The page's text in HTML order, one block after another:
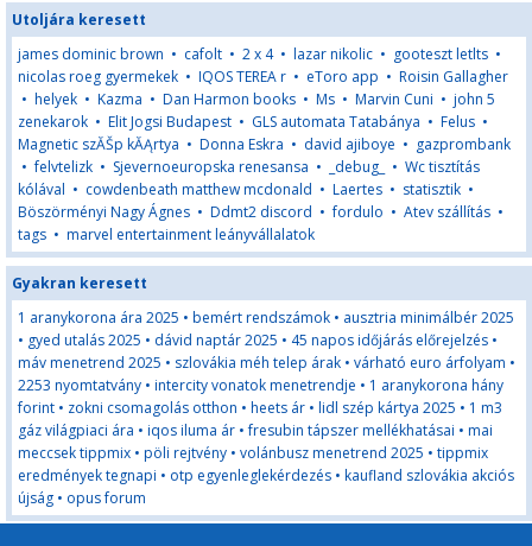
Utoljára keresett
james dominic brown • cafolt • 2 x 4• lazar nikolic • gooteszt letlts •
nicolas roeg gyermekek • IQOS TEREA r • eToro app • Roisin Gallagher
• helyek • Kazma • Dan Harmon books • Ms • Marvin Cuni • john 5
zenekarok • Elit Jogsi Budapest • GLS automata Tatabánya • Felus •
Magnetic szĂŠp kĂĄrtya • Donna Eskra • david ajiboye • gazprombank
•felvtelizk • Sjevernoeuropska renesansa • _debug_ • Wc tisztítás
kólával • cowdenbeath matthew mcdonald • Laertes • statisztik •
Böszörményi Nagy Ágnes • Ddmt2 discord •fordulo • Atev szállítás •
tags • marvel entertainment leányvállalatok
Gyakran keresett
1 aranykorona ára 2025 • bemért rendszámok • ausztria minimálbér 2025
• gyed utalás 2025 • dávid naptár 2025 • 45 napos időjárás előrejelzés •
máv menetrend 2025 • szlovákia méh telep árak • várható euro árfolyam •
2253 nyomtatvány • intercity vonatok menetrendje • 1 aranykorona hány
forint • zokni csomagolás otthon • heets ár • lidl szép kártya 2025 • 1 m3
gáz világpiaci ára • iqos iluma ár •fresubin tápszer mellékhatásai • mai
meccsek tippmix • pöli rejtvény • volánbusz menetrend 2025 • tippmix
eredmények tegnapi • otp egyenleglekérdezés • kaufland szlovákia akciós
újság • opus forum